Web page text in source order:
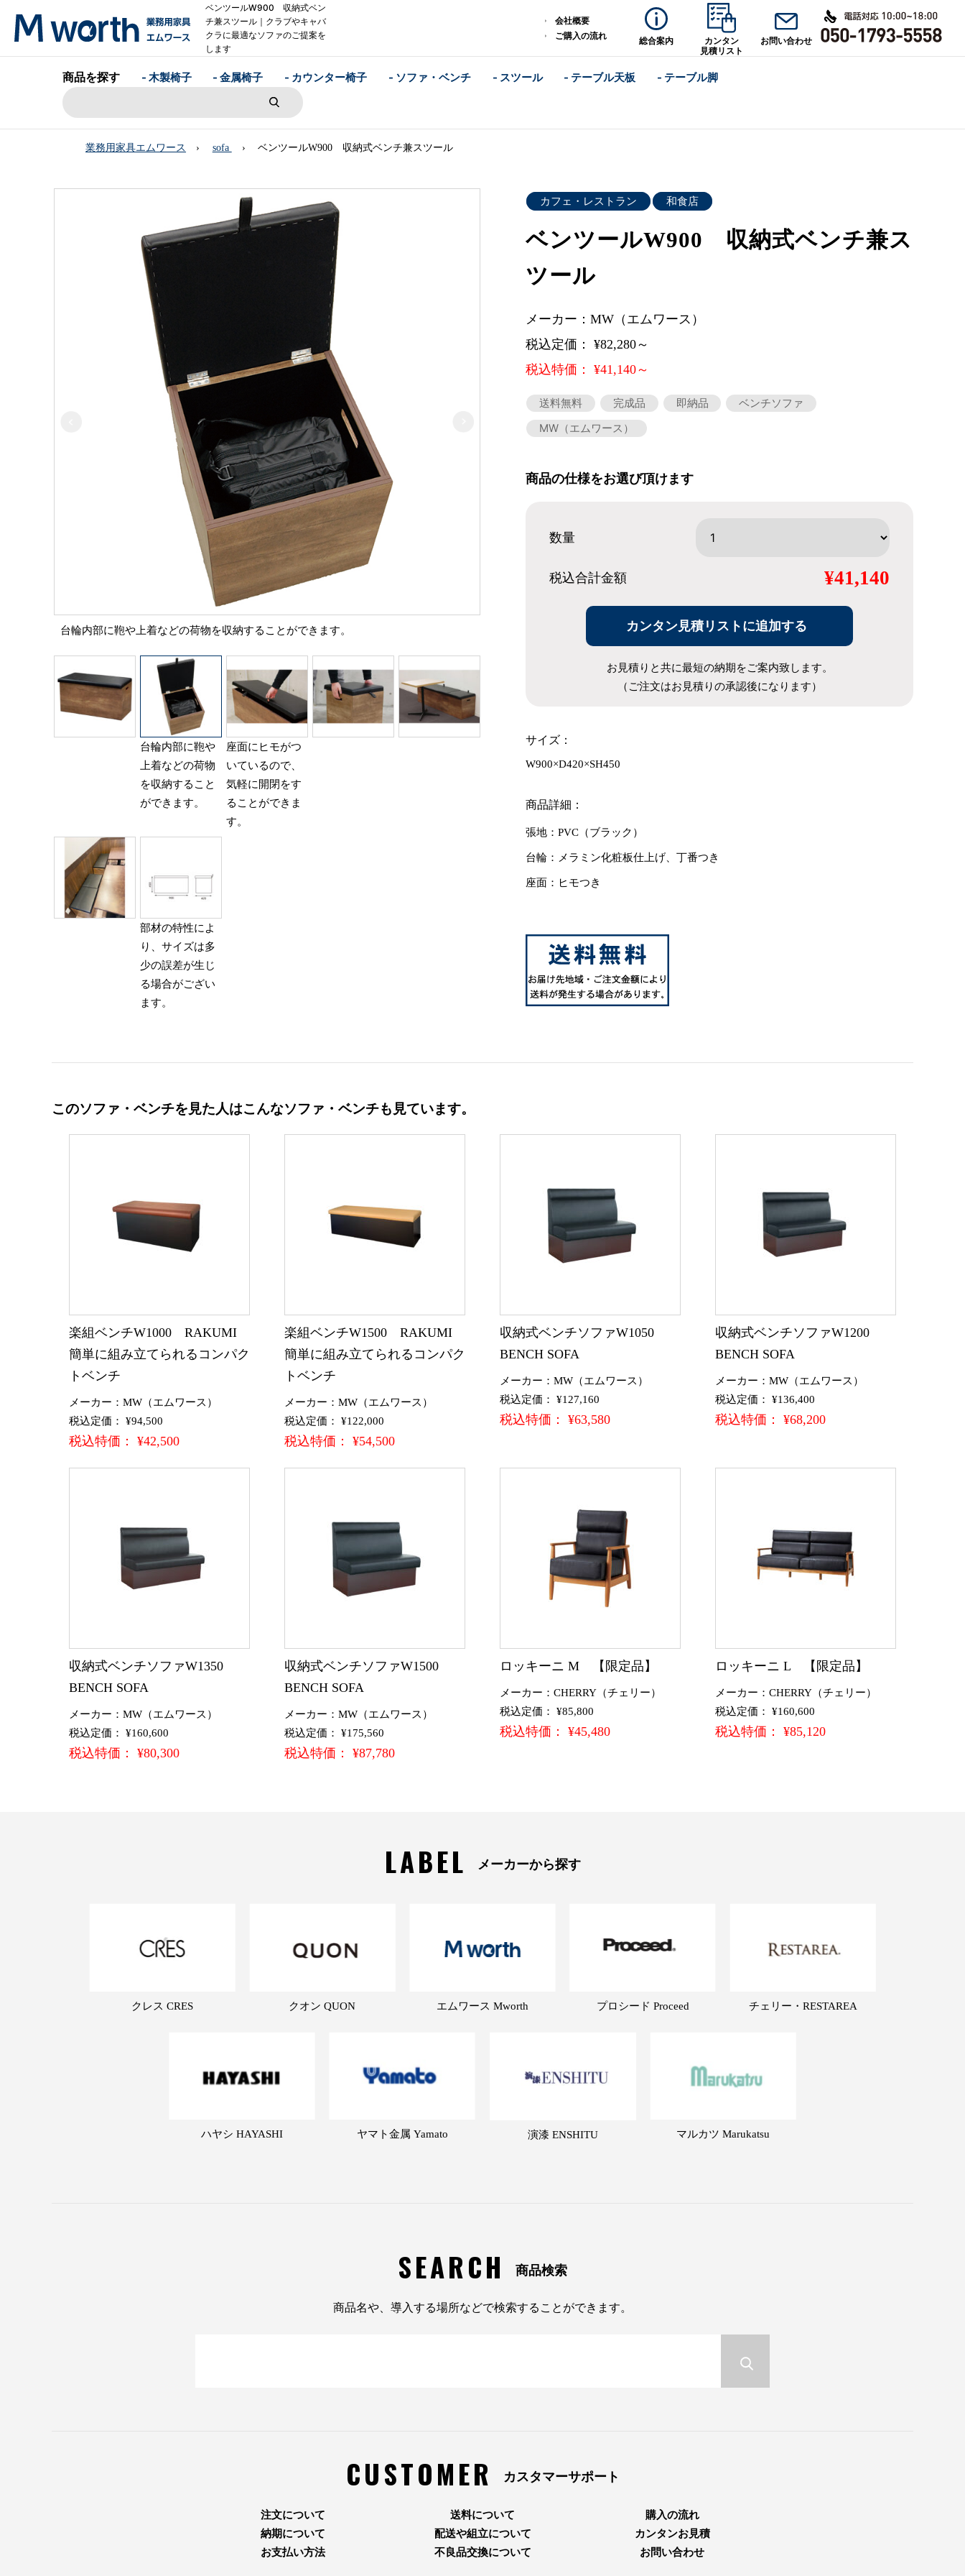
ベンツールW900 収納式ベン
チ兼スツール｜クラブやキャバ
クラに最適なソファのご提案を
します
会社概要
ご購入の流れ
総合案内
カンタン
見積リスト
お問い合わせ
商品を探す - 木製椅子 - 金属椅子 - カウンター椅子 - ソファ・ベンチ - スツール - テーブル天板 - テーブル脚
業務用家具エムワース sofa ベンツールW900 収納式ベンチ兼スツール
台輪内部に鞄や上着などの荷物を収納することができます。
台輪内部に鞄や
上着などの荷物
を収納すること
ができます。
座面にヒモがつ
いているので、
気軽に開閉をす
ることができま
す。
部材の特性によ
り、サイズは多
少の誤差が生じ
る場合がござい
ます。
カフェ・レストラン 和食店
ベンツールW900 収納式ベンチ兼ス
ツール
メーカー：MW（エムワース）
税込定価： ¥82,280～
税込特価： ¥41,140～
送料無料 完成品 即納品
ベンチソファ
MW（エムワース）
商品の仕様をお選び頂けます
数量
税込合計金額 ¥41,140
カンタン見積リストに追加する
お見積りと共に最短の納期をご案内致します。
（ご注文はお見積りの承認後になります）
サイズ：
W900×D420×SH450
商品詳細：
張地：PVC（ブラック）
台輪：メラミン化粧板仕上げ、丁番つき
座面：ヒモつき
このソファ・ベンチを見た人はこんなソファ・ベンチも見ています。
楽組ベンチW1000 RAKUMI
簡単に組み立てられるコンパク
トベンチ
メーカー：MW（エムワース）
税込定価： ¥94,500
税込特価： ¥42,500
楽組ベンチW1500 RAKUMI
簡単に組み立てられるコンパク
トベンチ
メーカー：MW（エムワース）
税込定価： ¥122,000
税込特価： ¥54,500
収納式ベンチソファW1050
BENCH SOFA
メーカー：MW（エムワース）
税込定価： ¥127,160
税込特価： ¥63,580
収納式ベンチソファW1200
BENCH SOFA
メーカー：MW（エムワース）
税込定価： ¥136,400
税込特価： ¥68,200
収納式ベンチソファW1350
BENCH SOFA
メーカー：MW（エムワース）
税込定価： ¥160,600
税込特価： ¥80,300
収納式ベンチソファW1500
BENCH SOFA
メーカー：MW（エムワース）
税込定価： ¥175,560
税込特価： ¥87,780
ロッキーニ M 【限定品】
メーカー：CHERRY（チェリー）
税込定価： ¥85,800
税込特価： ¥45,480
ロッキーニ L 【限定品】
メーカー：CHERRY（チェリー）
税込定価： ¥160,600
税込特価： ¥85,120
LABEL メーカーから探す
クレス CRES クオン QUON エムワース Mworth プロシード Proceed チェリー・RESTAREA
ハヤシ HAYASHI ヤマト金属 Yamato 演漆 ENSHITU マルカツ Marukatsu
SEARCH 商品検索
商品名や、導入する場所などで検索することができます。
CUSTOMER カスタマーサポート
注文について
納期について
お支払い方法
送料について
配送や組立について
不良品交換について
購入の流れ
カンタンお見積
お問い合わせ